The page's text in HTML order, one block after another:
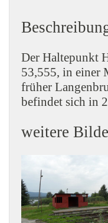
Der Haltepunkt
53,555, in einer
früher
befindet sich in
weitere